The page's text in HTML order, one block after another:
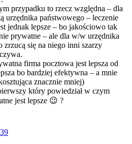
przypadku to rzecz względna – dla
urzędnika państwowego – leczenie
jednak lepsze – bo jakościowo tak
prywatne – ale dla w/w urzędnika
zrzucą się na niego inni szarzy
firma pocztowa jest lepsza od
bo bardziej efektywna – a mnie
znacznie mniej)
który powiedział w czym
jest lepsze 😉 ?